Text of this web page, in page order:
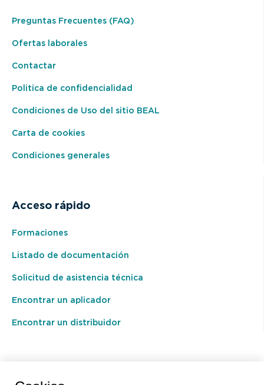
Preguntas Frecuentes (FAQ)
Ofertas laborales
Contactar
Politica de confidencialidad
Condiciones de Uso del sitio BEAL
Carta de cookies
Condiciones generales
Acceso rápido
Formaciones
Listado de documentación
Solicitud de asistencia técnica
Encontrar un aplicador
Encontrar un distribuidor